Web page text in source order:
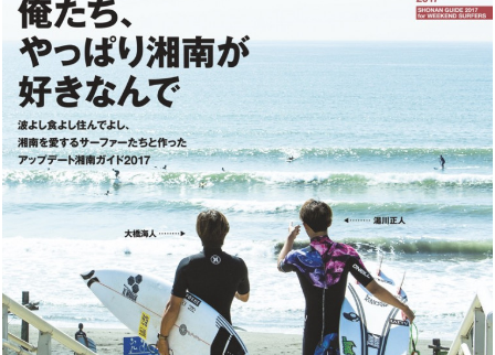
ニュース
製品情報
特集
試合
ハウツー
ホリデースタイル